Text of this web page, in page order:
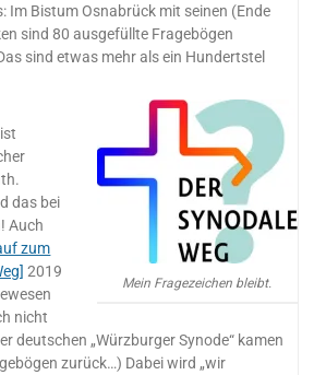
Im Bistum Osnabrück mit seinen (Ende
sind 80 ausgefüllte Fragebögen
sind etwas mehr als ein Hundertstel
Mein Fragezeichen bleibt.
das bei
Auch
zum
2019
nicht
deutschen „Würzburger Synode“ kamen
zurück…) Dabei wird „wir